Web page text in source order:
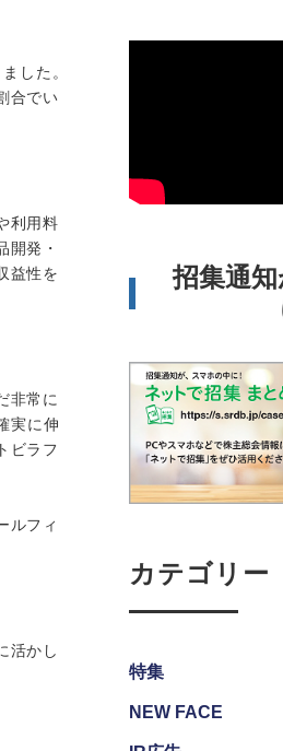
した。
合でい
利用料
開発・
益性を
非常に
実に伸
ビラフ
ルフィ
活かし
招集通
カテゴリー
特集
NEW FACE